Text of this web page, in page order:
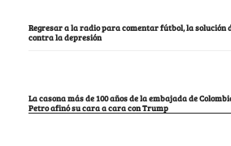
Regresar a la radio para comentar fútbol, la solución
contra la depresión
La casona más de 100 años de la embajada de
Petro afinó su cara a cara con Trump